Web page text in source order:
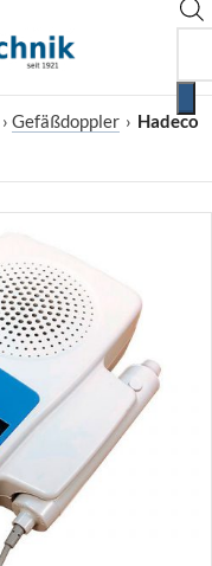
› Gefäßdoppler › Hadeco